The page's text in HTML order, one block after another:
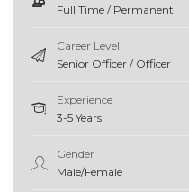
Full Time / Permanent
Career Level
Senior Officer / Officer
Experience
3-5 Years
Gender
Male/Female